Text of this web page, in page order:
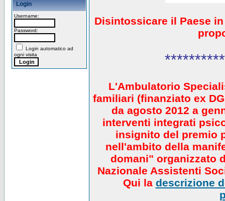
Login
Username:
Password:
Login automatico ad
ogni visita
Disintossicare il Paese
L'Ambulatorio
familiari (finanziato ex
da agosto 2012 a
interventi integrati
insignito del premio
nell'ambito della
domani" organizzato
Nazionale Assistenti
Qui la descrizione